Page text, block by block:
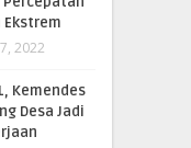
Ekstrem
2022
Kemendes
Desa Jadi